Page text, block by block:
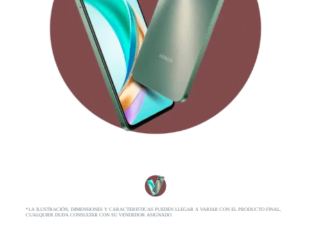
*LA ILUSTRACIÓN, DIMENSIONES Y CARACTERISTICAS PUEDEN LLEGAR A VARIAR CON EL PRODUCTO FINAL,
CUALQUIER DUDA CONSULTAR CON SU VENDEDOR ASIGNADO